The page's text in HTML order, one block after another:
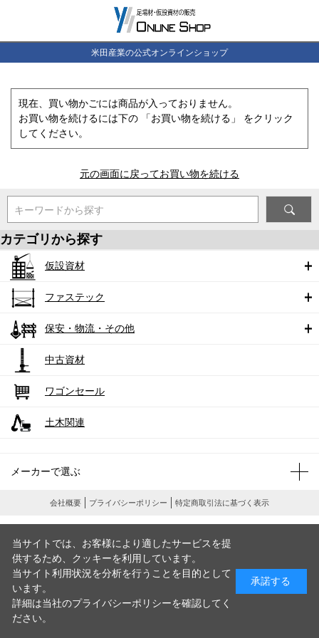
米田産業の公式オンラインショップ
現在、買い物かごには商品が入っておりません。
お買い物を続けるには下の 「お買い物を続ける」 をクリック
してください。
元の画面に戻ってお買い物を続ける
キーワードから探す
カテゴリから探す
仮設資材
ファステック
保安・物流・その他
中古資材
ワゴンセール
土木関連
メーカーで選ぶ
会社概要 プライバシーポリシー 特定商取引法に基づく表示
当サイトでは、お客様により適したサービスを提
供するため、クッキーを利用しています。
当サイト利用状況を分析を行うことを目的として
います。
詳細は当社のプライバシーポリシーを確認してく
ださい。
承諾する